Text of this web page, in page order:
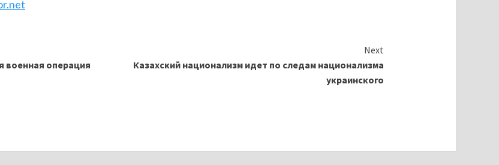
военная операция
Next
Казахский национализм идет по следам национализма
украинского